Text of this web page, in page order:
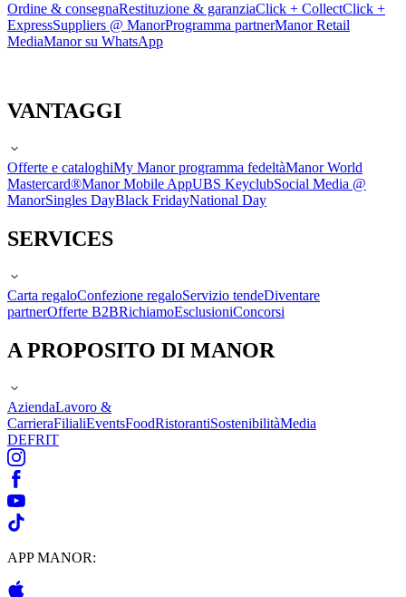
Ordine & consegnaRestituzione & garanziaClick + CollectClick +
ExpressSuppliers @ ManorProgramma partnerManor Retail
MediaManor su WhatsApp
VANTAGGI
Offerte e cataloghiMy Manor programma fedeltàManor World
Mastercard®Manor Mobile AppUBS KeyclubSocial Media @
ManorSingles DayBlack FridayNational Day
SERVICES
Carta regaloConfezione regaloServizio tendeDiventare
partnerOfferte B2BRichiamoEsclusioniConcorsi
A PROPOSITO DI MANOR
AziendaLavoro &
CarrieraFilialiEventsFoodRistorantiSostenibilitàMedia
DEFRIT
APP MANOR: